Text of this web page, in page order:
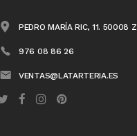
PEDRO MARÍA RIC, 11. 50008
976 08 86 26
VENTAS@LATARTERIA.ES